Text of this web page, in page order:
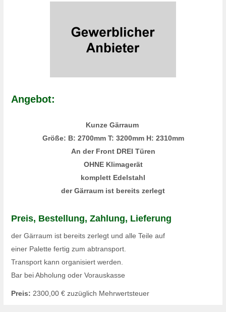
Angebot:
Kunze Gärraum
Größe: B: 2700mm T: 3200mm H: 2310mm
An der Front DREI Türen
OHNE Klimagerät
komplett Edelstahl
der Gärraum ist bereits zerlegt
Preis, Bestellung, Zahlung, Lieferung
der Gärraum ist bereits zerlegt und alle Teile auf
einer Palette fertig zum abtransport.
Transport kann organisiert werden.
Bar bei Abholung oder Vorauskasse
Preis: 2300,00 € zuzüglich Mehrwertsteuer